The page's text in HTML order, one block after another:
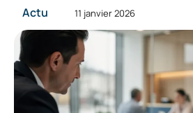
Actu 11 janvier 2026